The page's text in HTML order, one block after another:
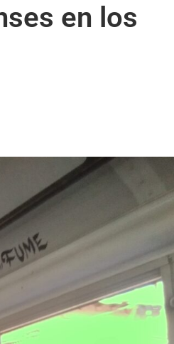
en los